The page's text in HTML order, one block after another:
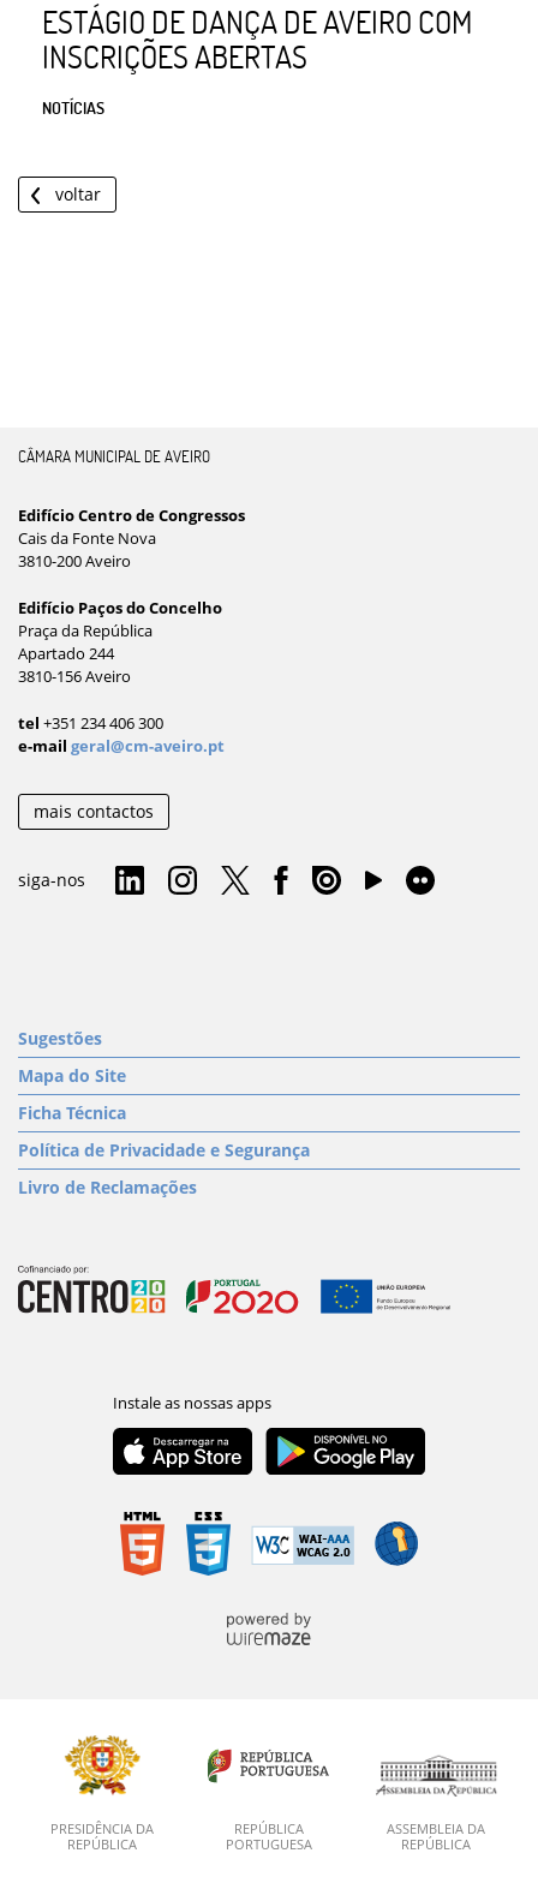
ESTÁGIO DE DANÇA DE AVEIRO COM
INSCRIÇÕES ABERTAS
NOTÍCIAS
voltar
CÂMARA MUNICIPAL DE AVEIRO
Edifício Centro de Congressos
Cais da Fonte Nova
3810-200 Aveiro
Edifício Paços do Concelho
Praça da República
Apartado 244
3810-156 Aveiro
tel +351 234 406 300
e-mail geral@cm-aveiro.pt
mais contactos
siga-nos
Sugestões
Mapa do Site
Ficha Técnica
Política de Privacidade e Segurança
Livro de Reclamações
PRESIDÊNCIA DA
REPÚBLICA
REPÚBLICA
PORTUGUESA
ASSEMBLEIA DA
REPÚBLICA